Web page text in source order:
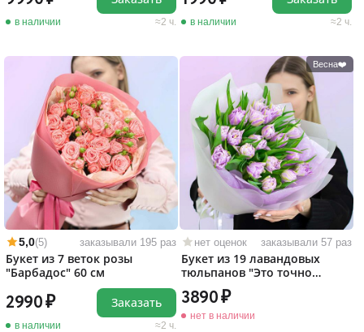
в наличии 2 ч. в наличии 2 ч.
5,0(5) заказывали 195 раз
Букет из 7 веток розы
"Барбадос" 60 см
2990
в наличии 2 ч.
Заказать
Весна❤️
нет оценок заказывали 57 раз
Букет из 19 лавандовых
тюльпанов "Это точно
любовь!"
3890
нет в наличии